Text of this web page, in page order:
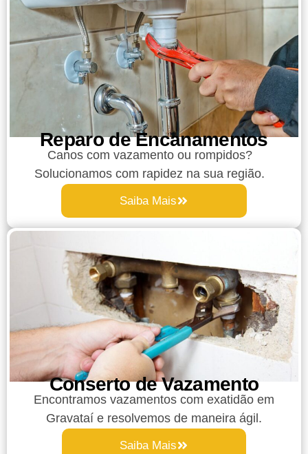
Reparo de Encanamentos
Canos com vazamento ou rompidos?
Solucionamos com rapidez na sua região.
Saiba Mais
Conserto de Vazamento
Encontramos vazamentos com exatidão em
Gravataí e resolvemos de maneira ágil.
Saiba Mais